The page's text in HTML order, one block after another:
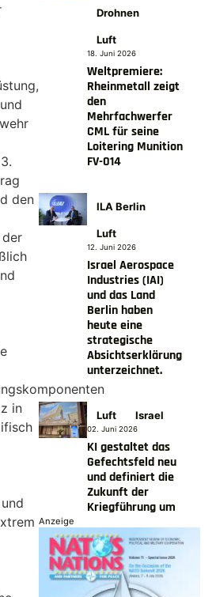
den
in
Drohnen
Luft
18. Juni 2026
Weltpremiere:
Rheinmetall zeigt
den
Mehrfachwerfer
CML für seine
Loitering Munition
FV-014
ILA Berlin
Luft
12. Juni 2026
Israel Aerospace
Industries (IAI)
und das Land
Berlin haben
heute eine
strategische
Absichtserklärung
unterzeichnet.
Luft Israel
02. Juni 2026
KI gestaltet das
Gefechtsfeld neu
und definiert die
Zukunft der
Kriegführung um
Anzeige